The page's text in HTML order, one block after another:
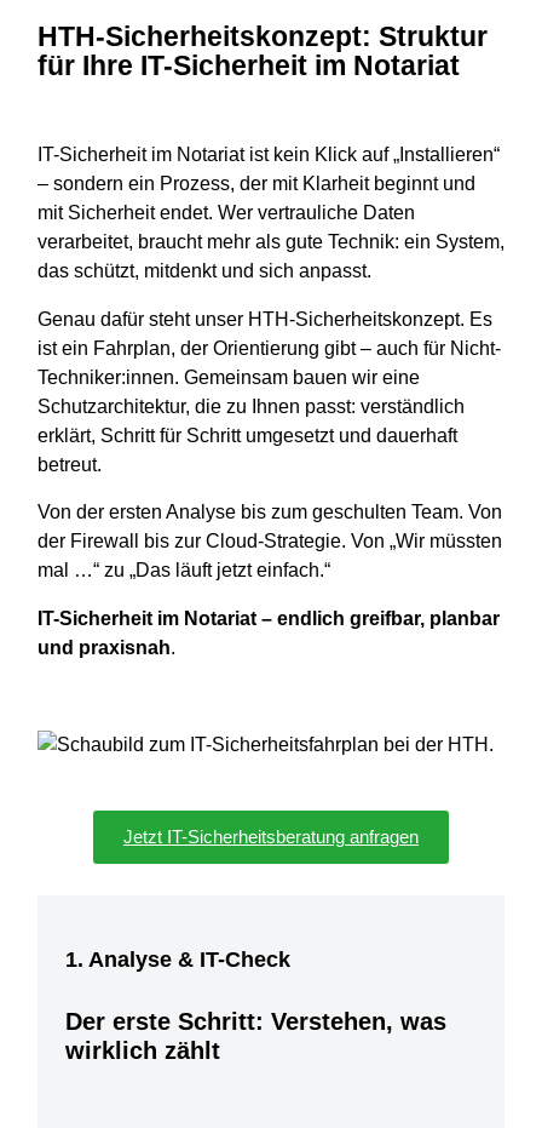
HTH-Sicherheitskonzept: Struktur
für Ihre IT-Sicherheit im Notariat
IT-Sicherheit im Notariat ist kein Klick auf „Installieren“
– sondern ein Prozess, der mit Klarheit beginnt und
mit Sicherheit endet. Wer vertrauliche Daten
verarbeitet, braucht mehr als gute Technik: ein System,
das schützt, mitdenkt und sich anpasst.
Genau dafür steht unser HTH-Sicherheitskonzept. Es
ist ein Fahrplan, der Orientierung gibt – auch für Nicht-
Techniker:innen. Gemeinsam bauen wir eine
Schutzarchitektur, die zu Ihnen passt: verständlich
erklärt, Schritt für Schritt umgesetzt und dauerhaft
betreut.
Von der ersten Analyse bis zum geschulten Team. Von
der Firewall bis zur Cloud-Strategie. Von „Wir müssten
mal …“ zu „Das läuft jetzt einfach.“
IT-Sicherheit im Notariat – endlich greifbar, planbar
und praxisnah.
Jetzt IT-Sicherheitsberatung anfragen
1. Analyse & IT-Check
Der erste Schritt: Verstehen, was
wirklich zählt